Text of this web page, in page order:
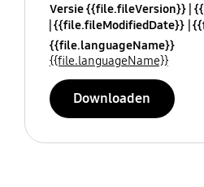
Versie {{file.fileVersion}}
{{file.fileModifiedDate}}
{{file.languageName}}
{{file.languageName}}
Downloaden